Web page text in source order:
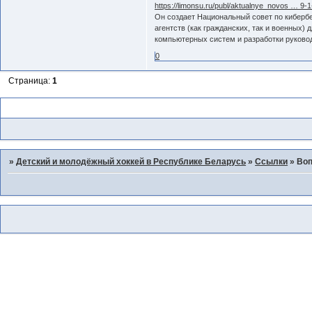
https://limonsu.ru/publ/aktualnye_novos … 9-
Он создает Национальный совет по
агентств (как гражданских, так и
компьютерных систем и разработки
0
Страница:1
»Детский и молодёжный хоккей в Республике Беларусь »Ссылки »